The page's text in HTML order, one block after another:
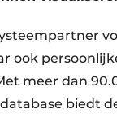
ook
meer dan
biedt